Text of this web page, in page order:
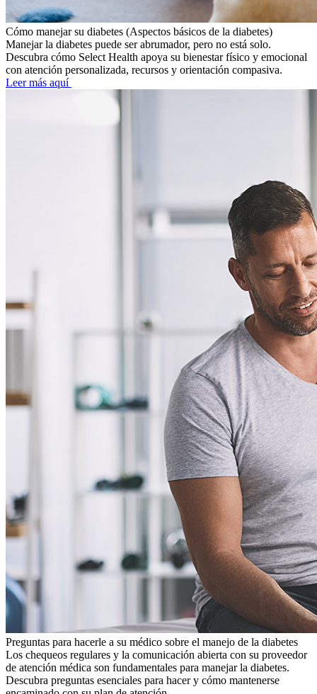
Cómo manejar su diabetes (Aspectos básicos de la diabetes)
Manejar la diabetes puede ser abrumador, pero no está solo.
Descubra cómo Select Health apoya su bienestar físico y emocional
con atención personalizada, recursos y orientación compasiva.
Leer más aquí
Preguntas para hacerle a su médico sobre el manejo de la diabetes
Los chequeos regulares y la comunicación abierta con su proveedor
de atención médica son fundamentales para manejar la diabetes.
Descubra preguntas esenciales para hacer y cómo mantenerse